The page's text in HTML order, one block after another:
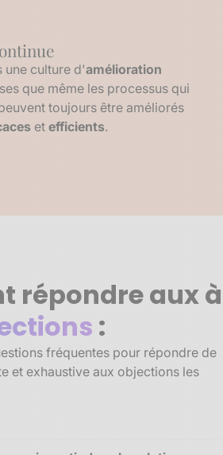
une culture d'amélioration
que même les processus qui
toujours être améliorés
et efficients.
répondre aux à
:
fréquentes pour répondre de
et exhaustive aux objections les